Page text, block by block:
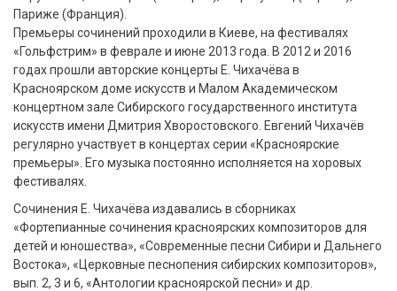
Париже (Франция).
Премьеры сочинений проходили в Киеве, на фестивалях
«Гольфстрим» в феврале и июне 2013 года. В 2012 и 2016
годах прошли авторские концерты Е. Чихачёва в
Красноярском доме искусств и Малом Академическом
концертном зале Сибирского государственного института
искусств имени Дмитрия Хворостовского. Евгений Чихачёв
регулярно участвует в концертах серии «Красноярские
премьеры». Его музыка постоянно исполняется на хоровых
фестивалях.
Сочинения Е. Чихачёва издавались в сборниках
«Фортепианные сочинения красноярских композиторов для
детей и юношества», «Современные песни Сибири и Дальнего
Востока», «Церковные песнопения сибирских композиторов»,
вып. 2, 3 и 6, «Антологии красноярской песни» и др.